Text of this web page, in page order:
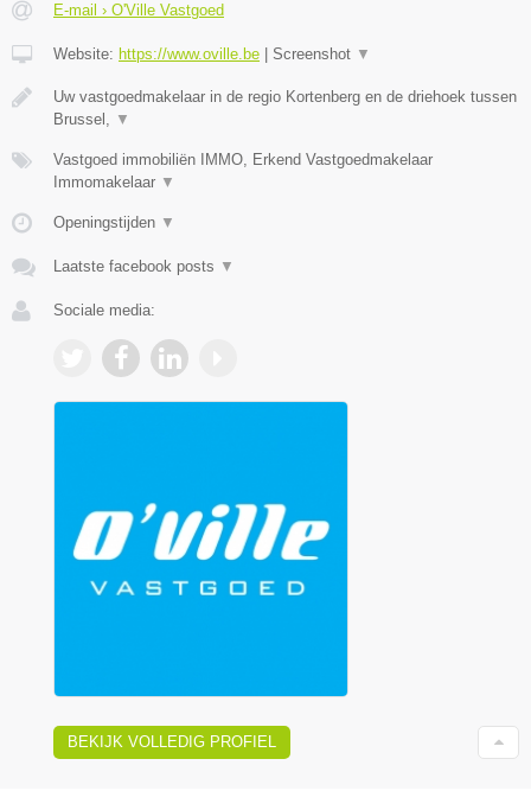
E-mail › O'Ville Vastgoed
Website: https://www.oville.be Screenshot ▼
Uw vastgoedmakelaar in de regio Kortenberg en de driehoek tussen
Brussel, ▼
Vastgoed immobiliën IMMO, Erkend Vastgoedmakelaar
Immomakelaar ▼
Openingstijden ▼
Laatste facebook posts ▼
Sociale media:
BEKIJK VOLLEDIG PROFIEL